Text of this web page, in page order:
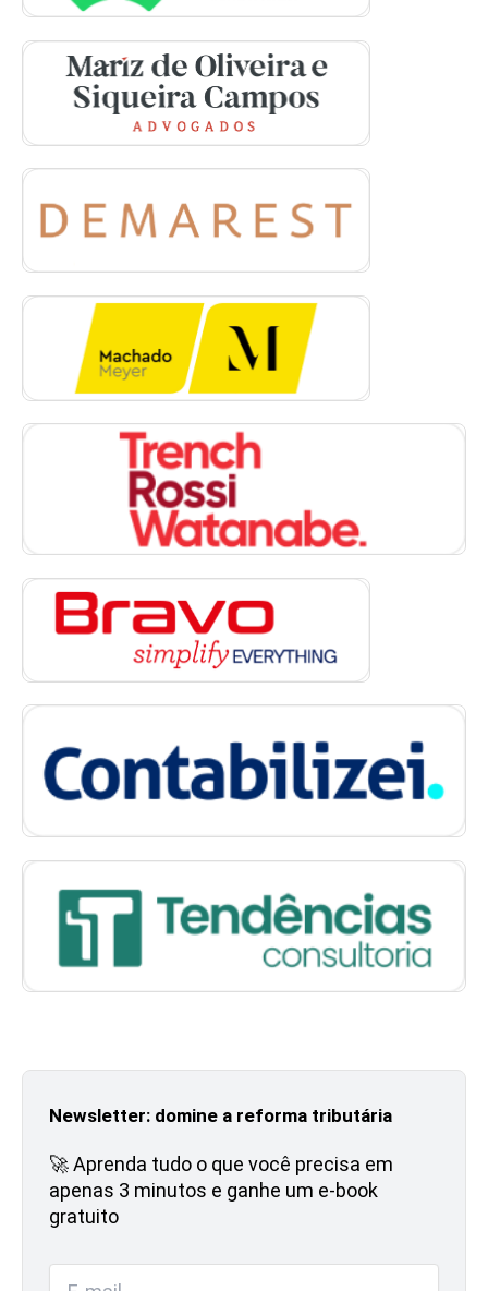
Newsletter: domine a reforma tributária
🚀 Aprenda tudo o que você precisa em
apenas 3 minutos e ganhe um e-book
gratuito